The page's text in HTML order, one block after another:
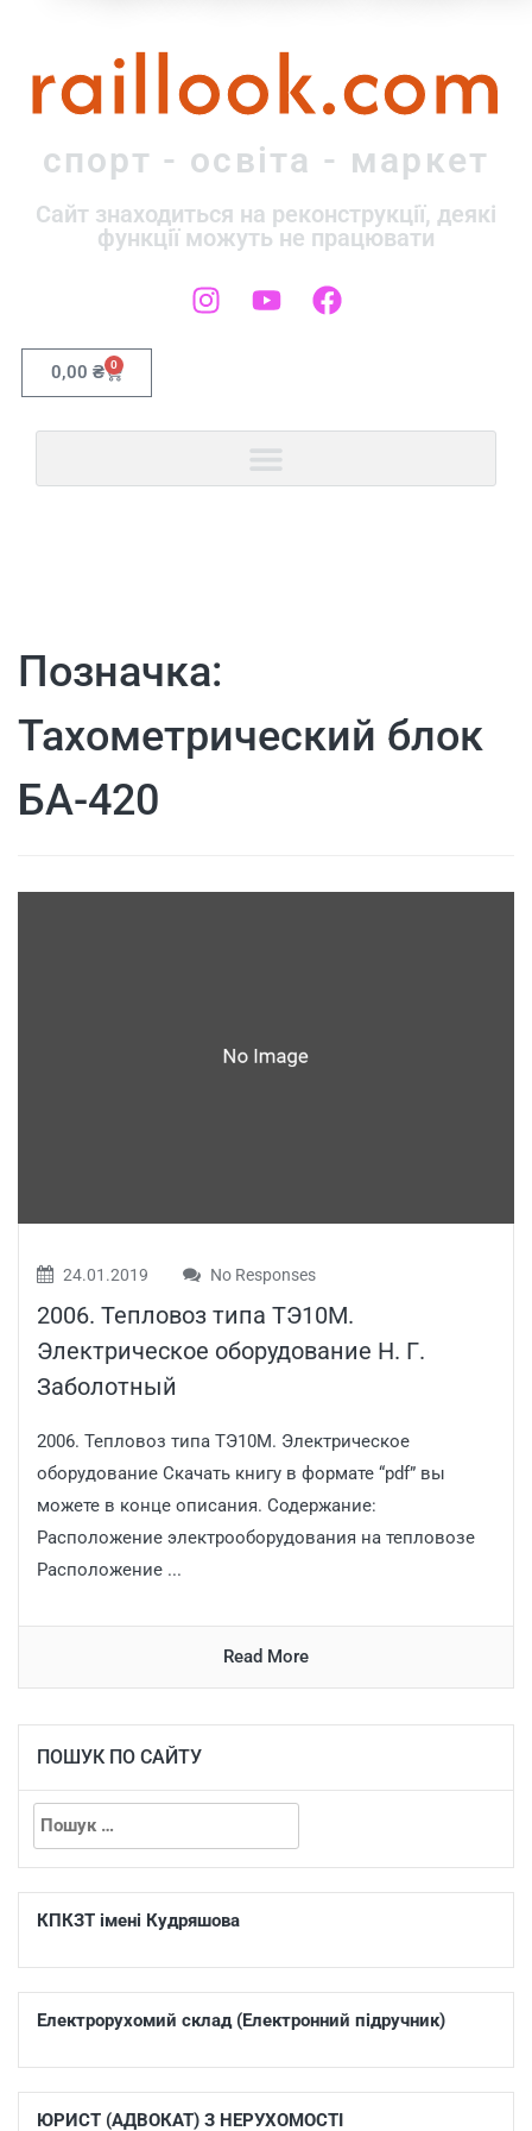
raillook.com
спорт - освіта - маркет
Сайт знаходиться на реконструкції, деякі
функції можуть не працювати
0,00 ₴ 0
Позначка:
Тахометрический блок
БА-420
24.01.2019 No Responses
2006. Тепловоз типа ТЭ10М.
Электрическое оборудование Н. Г.
Заболотный
2006. Тепловоз типа ТЭ10М. Электрическое
оборудование Скачать книгу в формате “pdf” вы
можете в конце описания. Содержание:
Расположение электрооборудования на тепловозе
Расположение ...
Read More
ПОШУК ПО САЙТУ
КПКЗТ імені Кудряшова
Електрорухомий склад (Електронний підручник)
ЮРИСТ (АДВОКАТ) З НЕРУХОМОСТІ